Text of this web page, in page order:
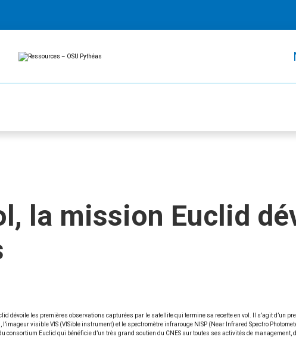
Ressources
OSU
Ressources
la mission Euclid
dévoile les premières observations capturées par le satellite qui termine sa recette en vol. Il s’agit d’un
visible VIS (VISible instrument) et le spectromètre infrarouge NISP (Near Infrared Spectro
Euclid qui bénéficie d’un très grand soutien du CNES sur toutes ses activités de management,